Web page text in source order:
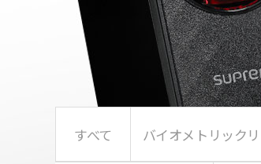
すべて バイオメトリック